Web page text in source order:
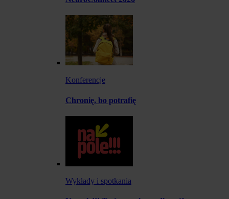
Konferencje
Chronię, bo potrafię
Wykłady i spotkania